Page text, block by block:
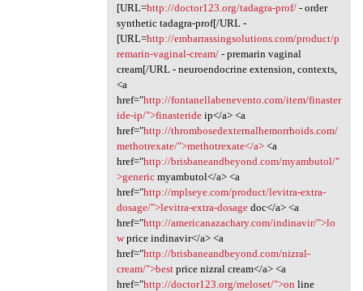
[URL=http://doctor123.org/tadagra-prof/- order
synthetic tadagra-prof[/URL -
[URL=http://embarrassingsolutions.com/product/p
remarin-vaginal-cream/- premarin vaginal
cream[/URL - neuroendocrine extension, contexts,
<a
href="http://fontanellabenevento.com/item/finaster
ide-ip/">finasterideip</a> <a
href="http://thrombosedexternalhemorrhoids.com/
methotrexate/">methotrexate</a><a
href="http://brisbaneandbeyond.com/myambutol/"
>genericmyambutol</a> <a
href="http://mplseye.com/product/levitra-extra-
dosage/">levitra-extra-dosagedoc</a> <a
href="http://americanazachary.com/indinavir/">lo
wprice indinavir</a> <a
href="http://brisbaneandbeyond.com/nizral-
cream/">bestprice nizral cream</a> <a
href="http://doctor123.org/meloset/">on line